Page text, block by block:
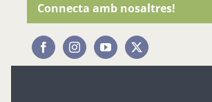
Connecta amb nosaltres!